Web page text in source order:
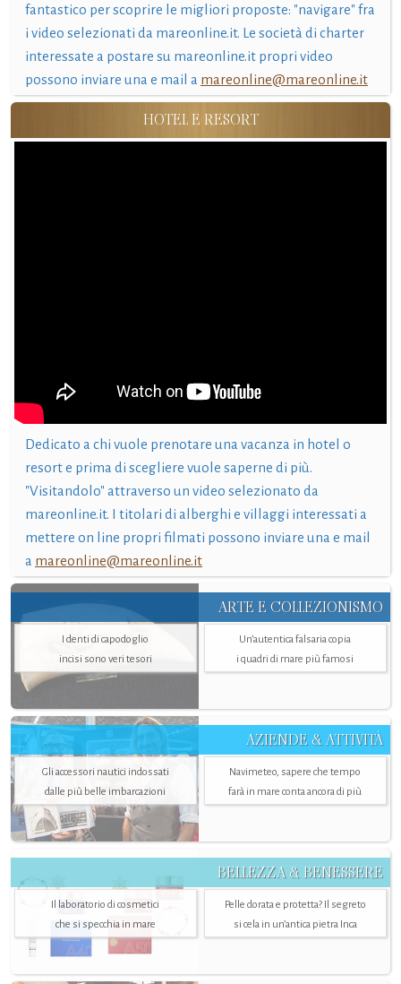
fantastico per scoprire le migliori proposte: "navigare" fra
i video selezionati da mareonline.it. Le società di charter
interessate a postare su mareonline.it propri video
possono inviare una e mail a mareonline@mareonline.it
HOTEL E RESORT
Dedicato a chi vuole prenotare una vacanza in hotel o
resort e prima di scegliere vuole saperne di più.
"Visitandolo" attraverso un video selezionato da
mareonline.it. I titolari di alberghi e villaggi interessati a
mettere on line propri filmati possono inviare una e mail
a mareonline@mareonline.it
ARTE E COLLEZIONISMO
I denti di capodoglio
incisi sono veri tesori
Un’autentica falsaria copia
i quadri di mare più famosi
AZIENDE & ATTIVITÀ
Gli accessori nautici indossati
dalle più belle imbarcazioni
Navimeteo, sapere che tempo
farà in mare conta ancora di più
BELLEZZA & BENESSERE
Il laboratorio di cosmetici
che si specchia in mare
Pelle dorata e protetta? Il segreto
si cela in un’antica pietra Inca